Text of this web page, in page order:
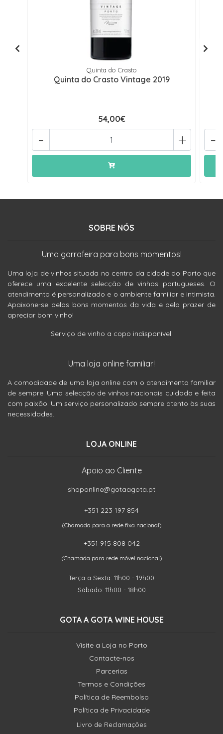
Quinta do Crasto
Quinta do Crasto Vintage 2019
54,00€
+
- -
SOBRE NÓS
Uma garrafeira para bons momentos!
Uma loja de vinhos situada no centro da cidade do Porto que
oferece uma excelente selecção de vinhos portugueses. O
atendimento é personalizado e o ambiente familiar e intimista.
Apaixone-se pelos bons momentos da vida e pelo prazer de
apreciar bom vinho!
Serviço de vinho a copo indisponível.
Uma loja online familiar!
A comodidade de uma loja online com o atendimento familiar
de sempre. Uma selecção de vinhos nacionais cuidada e feita
com paixão. Um serviço personalizado sempre atento às suas
necessidades.
LOJA ONLINE
Apoio ao Cliente
shoponline@gotaagota.pt
+351 223 197 854
(Chamada para a rede fixa nacional)
+351 915 808 042
(Chamada para rede móvel nacional)
Terça a Sexta: 11h00 - 19h00
Sábado: 11h00 - 18h00
GOTA A GOTA WINE HOUSE
Visite a Loja no Porto
Contacte-nos
Parcerias
Termos e Condições
Política de Reembolso
Política de Privacidade
Livro de Reclamações